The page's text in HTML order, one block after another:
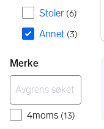
Stoler (6)
Annet (3)
Merke
4moms (13)